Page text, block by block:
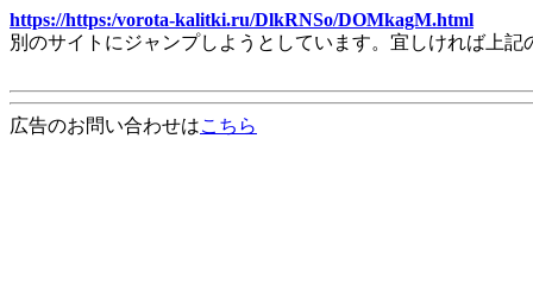
https://https:/vorota-kalitki.ru/DlkRNSo/DOMkagM.html
別のサイトにジャンプしようとしています。宜しければ上
広告のお問い合わせはこちら